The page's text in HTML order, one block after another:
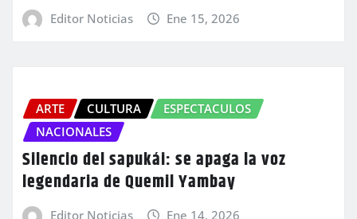
Editor Noticias Ene 15, 2026
ARTE CULTURA
ESPECTACULOS
NACIONALES
Silencio del sapukái: se apaga la voz
legendaria de Quemil Yambay
Editor Noticias Ene 14, 2026